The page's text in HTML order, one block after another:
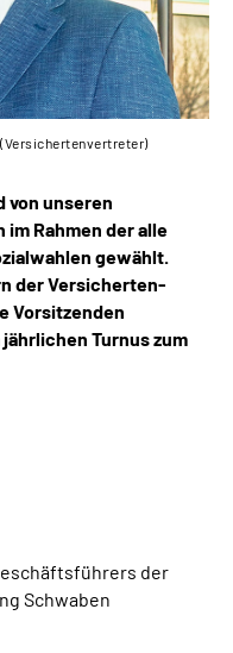
von unseren
Rahmen der alle
gewählt.
der Versicherten-
Vorsitzenden
Turnus zum
der
Schwaben